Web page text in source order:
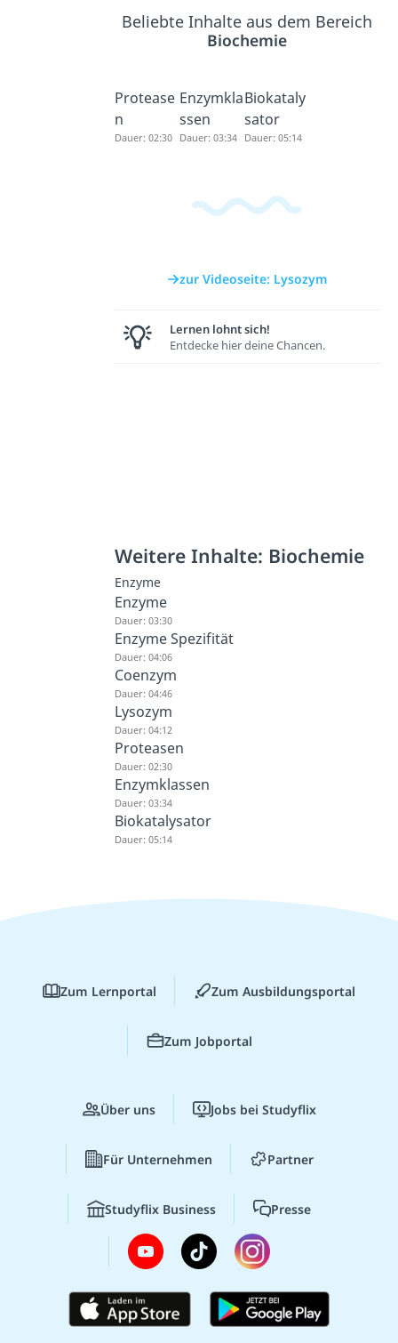
Beliebte Inhalte aus dem Bereich
Biochemie
Protease
n
Dauer: 02:30
Enzymkla
ssen
Dauer: 03:34
Biokataly
sator
Dauer: 05:14
zur Videoseite: Lysozym
Lernen lohnt sich!
Entdecke hier deine Chancen.
Weitere Inhalte: Biochemie
Enzyme
Enzyme
Dauer: 03:30
Enzyme Spezifität
Dauer: 04:06
Coenzym
Dauer: 04:46
Lysozym
Dauer: 04:12
Proteasen
Dauer: 02:30
Enzymklassen
Dauer: 03:34
Biokatalysator
Dauer: 05:14
Zum Lernportal Zum Ausbildungsportal
Zum Jobportal
Über uns Jobs bei Studyflix
Für Unternehmen Partner
Studyflix Business Presse